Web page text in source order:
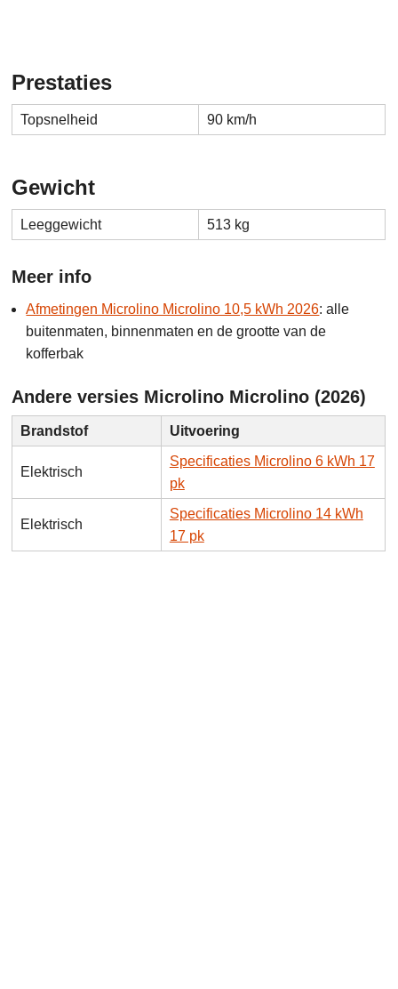
Prestaties
Topsnelheid 90 km/h
Gewicht
Leeggewicht 513 kg
Meer info
Afmetingen Microlino Microlino 10,5 kWh 2026: alle
buitenmaten, binnenmaten en de grootte van de
kofferbak
Andere versies Microlino Microlino (2026)
Brandstof Uitvoering
Elektrisch
Specificaties Microlino 6 kWh 17
pk
Elektrisch
Specificaties Microlino 14 kWh
17 pk